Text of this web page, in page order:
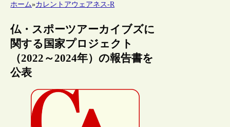
ホーム»カレントアウェアネス-R
仏・スポーツアーカイブズに
関する国家プロジェクト
（2022～2024年）の報告書を
公表